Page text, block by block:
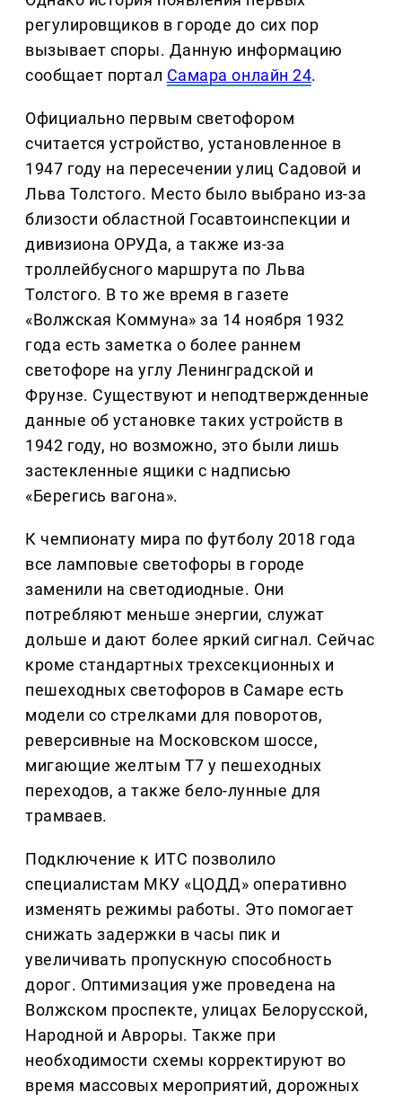
регулировщиков в городе до сих пор
вызывает споры. Данную информацию
сообщает портал Самара онлайн 24.
Официально первым светофором
считается устройство, установленное в
1947 году на пересечении улиц Садовой и
Льва Толстого. Место было выбрано из-за
близости областной Госавтоинспекции и
дивизиона ОРУДа, а также из-за
троллейбусного маршрута по Льва
Толстого. В то же время в газете
«Волжская Коммуна» за 14 ноября 1932
года есть заметка о более раннем
светофоре на углу Ленинградской и
Фрунзе. Существуют и неподтвержденные
данные об установке таких устройств в
1942 году, но возможно, это были лишь
застекленные ящики с надписью
«Берегись вагона».
К чемпионату мира по футболу 2018 года
все ламповые светофоры в городе
заменили на светодиодные. Они
потребляют меньше энергии, служат
дольше и дают более яркий сигнал. Сейчас
кроме стандартных трехсекционных и
пешеходных светофоров в Самаре есть
модели со стрелками для поворотов,
реверсивные на Московском шоссе,
мигающие желтым Т7 у пешеходных
переходов, а также бело-лунные для
трамваев.
Подключение к ИТС позволило
специалистам МКУ «ЦОДД» оперативно
изменять режимы работы. Это помогает
снижать задержки в часы пик и
увеличивать пропускную способность
дорог. Оптимизация уже проведена на
Волжском проспекте, улицах Белорусской,
Народной и Авроры. Также при
необходимости схемы корректируют во
время массовых мероприятий, дорожных